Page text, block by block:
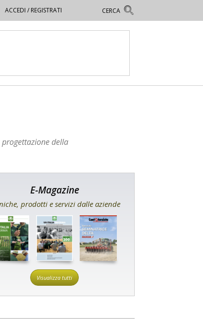
ACCEDI / REGISTRATI
della
E-Magazine
prodotti e servizi dalle aziende
Visualizza tutti